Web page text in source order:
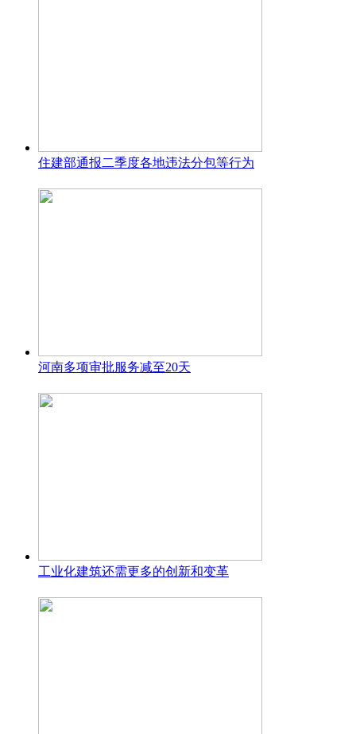
住建部通报二季度各地违法分包等行为
河南多项审批服务减至20天
工业化建筑还需更多的创新和变革